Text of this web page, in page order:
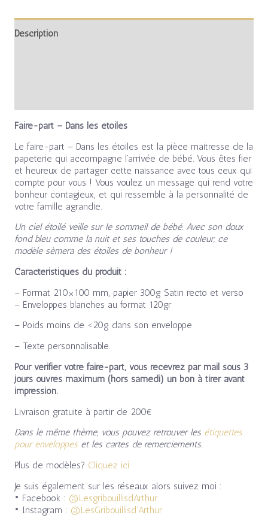
Description
Faire-part – Dans les étoiles
Le faire-part – Dans les étoiles est la pièce maitresse de la
papeterie qui accompagne l’arrivée de bébé. Vous êtes fier
et heureux de partager cette naissance avec tous ceux qui
compte pour vous ! Vous voulez un message qui rend votre
bonheur contagieux, et qui ressemble à la personnalité de
votre famille agrandie.
Un ciel étoilé veille sur le sommeil de bébé. Avec son doux
fond bleu comme la nuit et ses touches de couleur, ce
modèle sèmera des étoiles de bonheur !
Caractéristiques du produit :
– Format 210×100 mm, papier 300g Satin recto et verso
– Enveloppes blanches au format 120gr
– Poids moins de <20g dans son enveloppe
– Texte personnalisable.
Pour vérifier votre faire-part, vous recevrez par mail sous 3
jours ouvrés maximum (hors samedi) un bon à tirer avant
impression.
Livraison gratuite à partir de 200€
Dans le même thème, vous pouvez retrouver les étiquettes
pour enveloppeset les cartes de remerciements.
Plus de modèles? Cliquez ici
Je suis également sur les réseaux alors suivez moi :
• Facebook : @LesgribouillisdArthur
• Instagram : @LesGribouillisd’Arthur